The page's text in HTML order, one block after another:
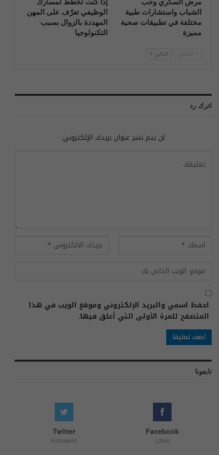
مرض السكري وحب
الشباب واستشارات طبية
مختلفة في تطبيقات صحية
مميزة
إذا كنت تخطط لمسارك
الوظيفي تعرّف على المهن
المهددة بالزوال بسبب
التكنولوجيا
التالي
اترك رد
لن يتم نشر عنوان بريدك الإلكتروني.
احفظ اسمي والبريد الإلكتروني وموقع الويب في هذا
المتصفح للمرة الأولى التي أعلق فيها.
تابعونا
Facebook
Likes
Twitter
Followers